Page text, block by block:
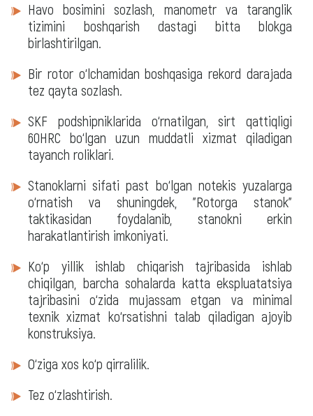
Havo bosimini sozlash, manometr va taranglik
tizimini boshqarish dastagi bitta blokga
birlashtirilgan.
Bir rotor o‘lchamidan boshqasiga rekord darajada
tez qayta sozlash.
SKF podshipniklarida o‘rnatilgan, sirt qattiqligi
60HRC bo‘lgan uzun muddatli xizmat qiladigan
tayanch roliklari.
Stanoklarni sifati past bo‘lgan notekis yuzalarga
o‘rnatish va shuningdek, "Rotorga stanok"
taktikasidan foydalanib, stanokni erkin
harakatlantirish imkoniyati.
Ko‘p yillik ishlab chiqarish tajribasida ishlab
chiqilgan, barcha sohalarda katta ekspluatatsiya
tajribasini o‘zida mujassam etgan va minimal
texnik xizmat ko‘rsatishni talab qiladigan ajoyib
konstruksiya.
O‘ziga xos ko‘p qirralilik.
Tez o‘zlashtirish.